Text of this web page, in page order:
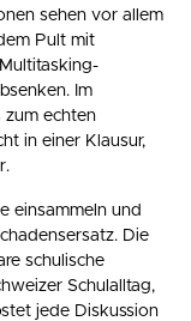
sehen vor allem
Pult mit
Im
zum echten
in einer Klausur,
einsammeln und
Die
schulische
Schulalltag,
jede Diskussion